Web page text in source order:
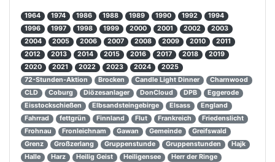
1964 1974 1986 1988 1989 1990 1992
1994
1996
1997 1998 1999 2000 2001 2002
2003
2004
2005 2006 2007 2008 2009 2010
2011
2012
2013 2014 2015 2016 2017 2018
2019
2020
2021 2022 2023 2024
2025
72-Stunden-Aktion
Brocken Candle Light Dinner
Charnwood
CLD
Coburg Diözesanlager DonCloud DPB
Eggerode
Eisstockschießen
Elbsandsteingebirge Elsass
England
Fahrrad
fettgrün Finnland Flut Frankreich
Friedenslicht
Frohnau
Fronleichnam Gawan Gemeinde
Greifswald
Grenz
Großzerlang Gruppenstunde Gruppenstunden
Hajk
Halle
Harz Heilig Geist Heiligensee
Herr der Ringe